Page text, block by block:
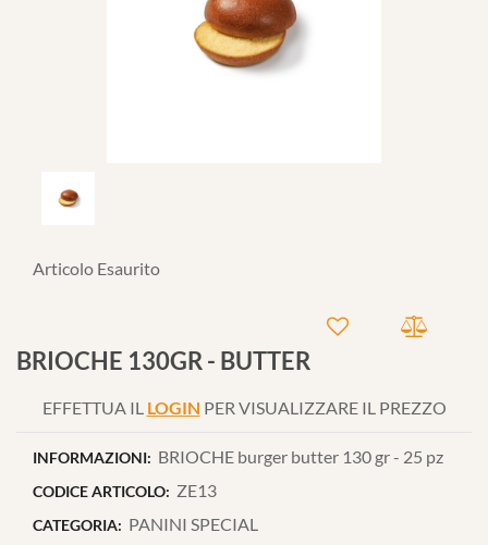
Articolo Esaurito
BRIOCHE 130GR - BUTTER
EFFETTUA IL LOGIN PER VISUALIZZARE IL PREZZO
INFORMAZIONI: BRIOCHE burger butter 130 gr - 25 pz
CODICE ARTICOLO: ZE13
CATEGORIA: PANINI SPECIAL